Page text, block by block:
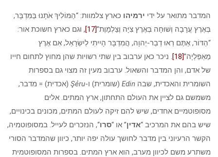
המדבר מתואר על ידי ירמיהו כארץ צלמוות: “הַמּוֹלִיךְ אֹתָנוּ בַּמִּדְבָּר,
בְּאֶרֶץ עֲרָבָה וְשׁוּחָה בְּאֶרֶץ צִיָּה וְצַלְמָוֶת”[17]
, וגם כארץ חשוכת אור:
“הַדּוֹר, אַתֶּם רְאוּ דְבַר-יְהוָה, הֲמִדְבָּר הָיִיתִי לְיִשְׂרָאֵל, אִם אֶרֶץ
מַאְפֵּלְיָה”[18]
. ניכר כאן ערבוב בין שתי רשויות שהן מחוץ לתחום חייו
של אדם, והן המדבר והשאול. ערבוב מעין זה מצוי גם בספרות
השומרית והאכדית, שבה Edin (שומרית) ו-Şẻru (אכדית) = מדבר,
משמשם גם לציין את העולם התחתון, ארץ המתים. אלים
מסופוטמיים אחדים, שיש להם זיקה לעולם המתים, מכונים בכינויים,
שיש בהם את המרכיב “אדין” או “סרו“, הנזכרים לעייל. במסופוטמיה,
הקשר הרעיוני בין מדבר לחושך עולה יפה יותר, כיוון שהמדבר הסורי
משתרע משם לכיוון מערב, הוא ארץ המתים. בספרות המסופוטמית